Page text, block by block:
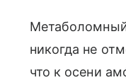
никогда не
что к осени